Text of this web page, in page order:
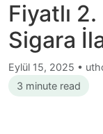
Fiyatlı
Sigara
Eylül 15, 2025 •
3 minute read